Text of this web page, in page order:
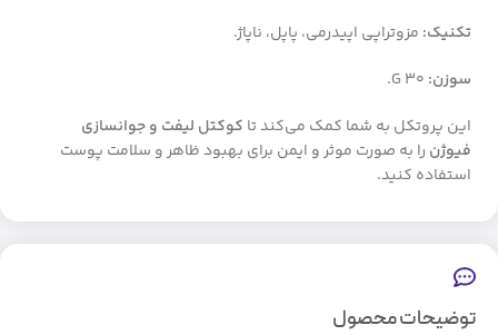
تکنیک: مزوتراپی اپیدرمی، پاپل، ناپاژ.
سوزن:
این پروتکل به شما کمک می‌کند تا کوکتل لیفت و جوانسازی
فیوژن را به صورت موثر و ایمن برای بهبود ظاهر و سلامت پوست
استفاده کنید.
توضیحات محصول